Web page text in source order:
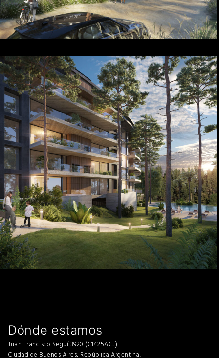
Dónde estamos
Juan Francisco Seguí 3920 (C1425ACJ)
Ciudad de Buenos Aires, República Argentina.